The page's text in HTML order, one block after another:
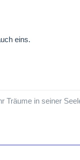
eins.
Träume in seiner